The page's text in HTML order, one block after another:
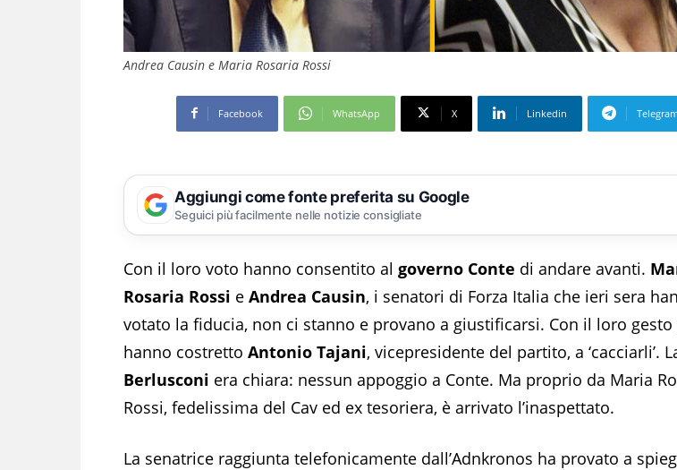
Andrea Causin e Maria Rosaria Rossi
Facebook WhatsApp X Linkedin
Aggiungi come fonte preferita su Google
Seguici più facilmente nelle notizie consigliate
Con il loro voto hanno consentito al governo Conte di andare avanti.
Rosaria Rossi e Andrea Causin, i senatori di Forza Italia che ieri sera
votato la fiducia, non ci stanno e provano a giustificarsi. Con il loro gesto
hanno costretto Antonio Tajani, vicepresidente del partito, a ‘cacciarli’.
Berlusconi era chiara: nessun appoggio a Conte. Ma proprio da Maria
Rossi, fedelissima del Cav ed ex tesoriera, è arrivato l’inaspettato.
La senatrice raggiunta telefonicamente dall’Adnkronos ha provato a